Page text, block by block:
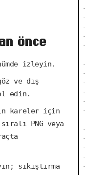
önce
izleyin.
ve dış
edin.
kareler için
PNG veya
sıkıştırma